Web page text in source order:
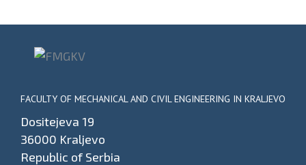
FACULTY OF MECHANICAL AND CIVIL ENGINEERING IN KRALJEVO
Dositejeva 19
36000 Kraljevo
Republic of Serbia